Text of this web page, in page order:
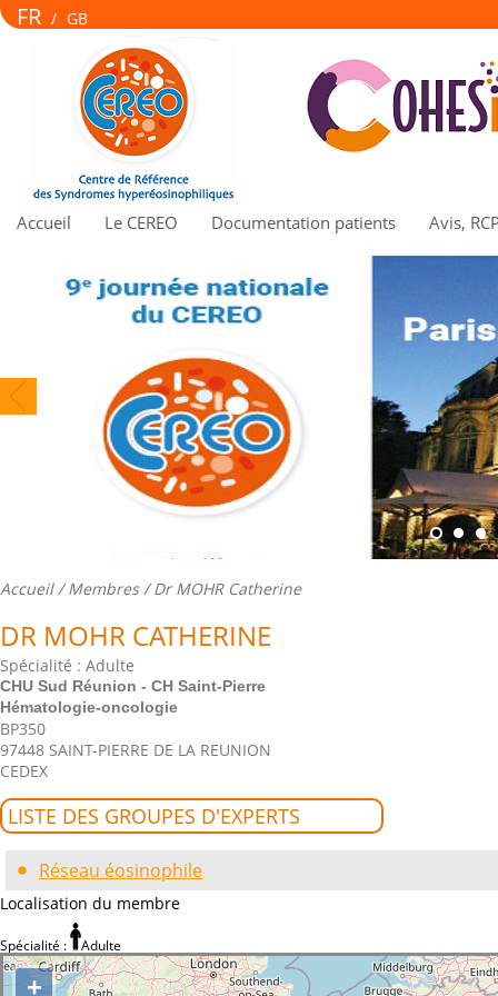
FR / GB
Accueil Le CEREO Documentation patients Avis,
Accueil/Membres/ Dr MOHR Catherine
DR MOHR CATHERINE
Spécialité : Adulte
CHU Sud Réunion - CH Saint-Pierre
Hématologie-oncologie
BP350
97448 SAINT-PIERRE DE LA REUNION
CEDEX
LISTE DES GROUPES D'EXPERTS
Réseau éosinophile
Localisation du membre
Spécialité : Adulte
+